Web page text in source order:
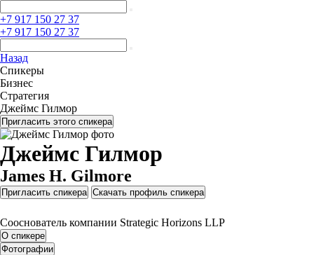
+7 917 150 27 37
+7 917 150 27 37
Назад
Спикеры
Бизнес
Стратегия
Джеймс Гилмор
Пригласить этого спикера
Джеймс Гилмор
James H. Gilmore
Пригласить спикера Скачать профиль спикера
Сооснователь компании Strategic Horizons LLP
О спикере
Фотографии